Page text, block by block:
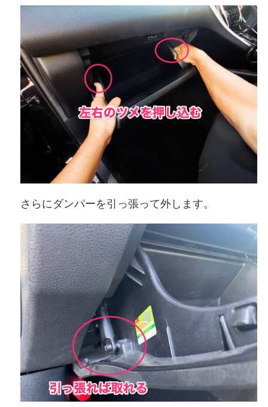
さらにダンパーを引っ張って外します。